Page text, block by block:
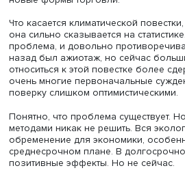
Этому есть различные
часть торговли стала
статистика менее полная и
администрировать. Но до сих
признанного, канонического
— Как на мировую торговлю
климатическая повестка?
— Цифровизация, конечно,